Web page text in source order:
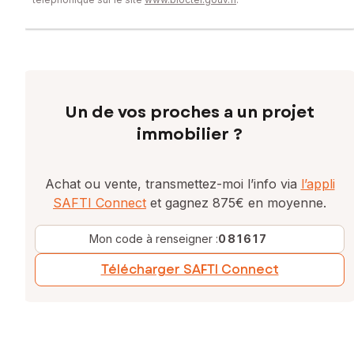
Un de vos proches a un projet
immobilier ?
Achat ou vente, transmettez-moi l’info via l’appli
SAFTI Connect et gagnez 875€ en moyenne.
Mon code à renseigner :081617
Télécharger SAFTI Connect